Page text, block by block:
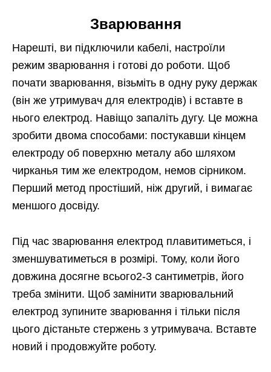
Зварювання
Нарешті, ви підключили кабелі, настроїли
режим зварювання і готові до роботи. Щоб
почати зварювання, візьміть в одну руку держак
(він же утримувач для електродів) і вставте в
нього електрод. Навіщо запаліть дугу. Це можна
зробити двома способами: постукавши кінцем
електроду об поверхню металу або шляхом
чирканья тим же електродом, немов сірником.
Перший метод простіший, ніж другий, і вимагає
меншого досвіду.
Під час зварювання електрод плавитиметься, і
зменшуватиметься в розмірі. Тому, коли його
довжина досягне всього2-3 сантиметрів, його
треба змінити. Щоб замінити зварювальний
електрод зупините зварювання і тільки після
цього дістаньте стержень з утримувача. Вставте
новий і продовжуйте роботу.